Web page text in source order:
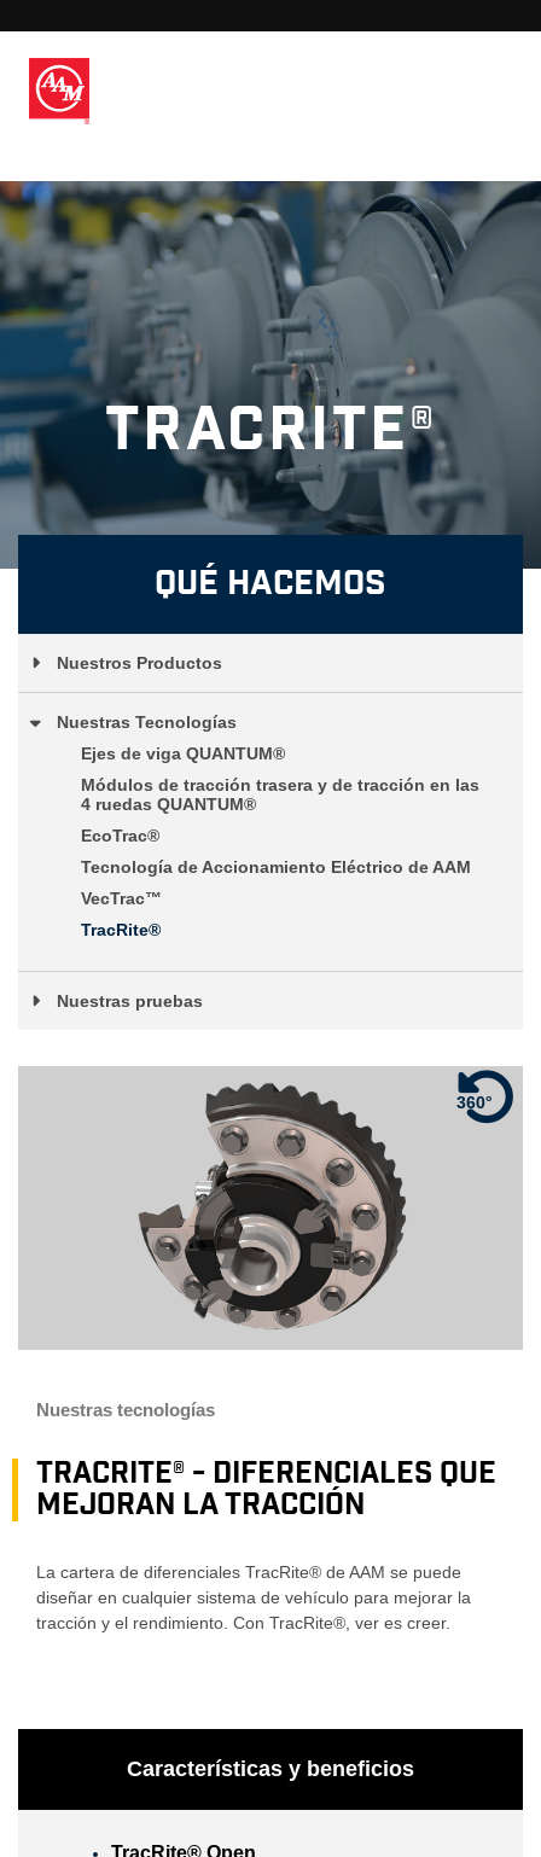
TracRite®
Qué Hacemos
Nuestros Productos
Nuestras Tecnologías
Ejes de viga QUANTUM®
Módulos de tracción trasera y de tracción en las
4 ruedas QUANTUM®
EcoTrac®
Tecnología de Accionamiento Eléctrico de AAM
VecTrac™
TracRite®
Nuestras pruebas
360°
Nuestras tecnologías
TracRite® - Diferenciales que
mejoran la tracción
La cartera de diferenciales TracRite® de AAM se puede
diseñar en cualquier sistema de vehículo para mejorar la
tracción y el rendimiento. Con TracRite®, ver es creer.
Características y beneficios